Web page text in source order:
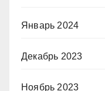
Январь 2024
Декабрь 2023
Ноябрь 2023